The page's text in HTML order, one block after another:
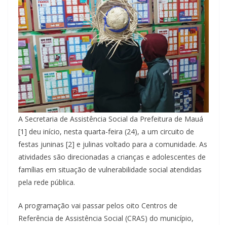
A Secretaria de Assistência Social da Prefeitura de Mauá
[1] deu início, nesta quarta-feira (24), a um circuito de
festas juninas [2] e julinas voltado para a comunidade. As
atividades são direcionadas a crianças e adolescentes de
famílias em situação de vulnerabilidade social atendidas
pela rede pública.
A programação vai passar pelos oito Centros de
Referência de Assistência Social (CRAS) do município,